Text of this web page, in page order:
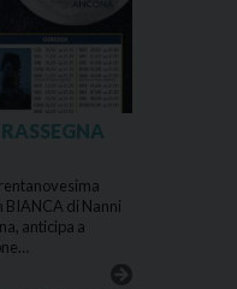
BIANCA di Nanni
anticipa a